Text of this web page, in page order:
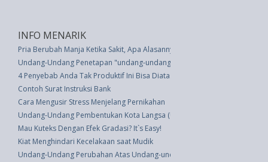
INFO MENARIK
Pria Berubah Manja Ketika Sakit, Apa Alasannya?
Undang-Undang Penetapan "undang-undang Darurat No. 23 Tahun
4 Penyebab Anda Tak Produktif Ini Bisa Diatasi, Simak Tipsnya
Contoh Surat Instruksi Bank
Cara Mengusir Stress Menjelang Pernikahan
Undang-Undang Pembentukan Kota Langsa (UU 3 thn 2001)
Mau Kuteks Dengan Efek Gradasi? It`s Easy!
Kiat Menghindari Kecelakaan saat Mudik
Undang-Undang Perubahan Atas Undang-undang Nomor 52 Tahun